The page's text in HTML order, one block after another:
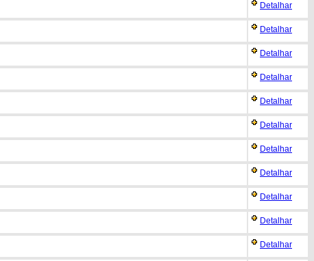
Detalhar
Detalhar
Detalhar
Detalhar
Detalhar
Detalhar
Detalhar
Detalhar
Detalhar
Detalhar
Detalhar